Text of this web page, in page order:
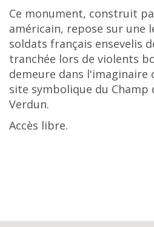
Ce monument, construit
américain, repose sur une
soldats français ensevelis
tranchée lors de violents
demeure dans l'imaginaire
site symbolique du Champ
Verdun.
Accès libre.